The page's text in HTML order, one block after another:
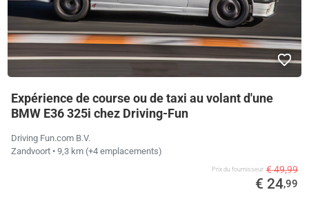
Expérience de course ou de taxi au volant d'une
BMW E36 325i chez Driving-Fun
Driving Fun.com B.V.
Zandvoort • 9,3 km (+4 emplacements)
Prix ​​du fournisseur € 49,99
€ 24,99